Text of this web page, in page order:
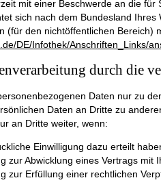
mit einer Beschwerde an die
sich nach dem Bundesland
(für den nichtöffentlichen Bereich)
DE/Infothek/Anschriften_Links/
durch die
Daten nur zu
Daten an Dritte zu
an Dritte weiter, wenn:
Einwilligung dazu erteilt
zur Abwicklung eines Vertrags mit
zur Erfüllung einer rechtlichen